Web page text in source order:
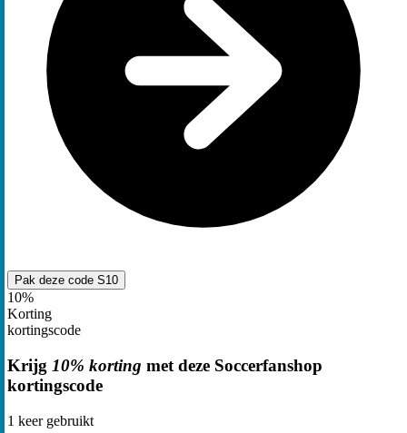
Pak deze code S10
10%
Korting
kortingscode
Krijg 10% korting met deze Soccerfanshop
kortingscode
1 keer gebruikt